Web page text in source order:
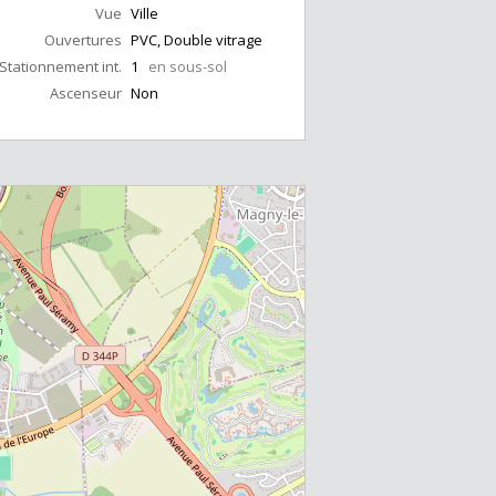
Vue Ville
Ouvertures PVC, Double vitrage
Stationnement int. 1 en sous-sol
Ascenseur Non